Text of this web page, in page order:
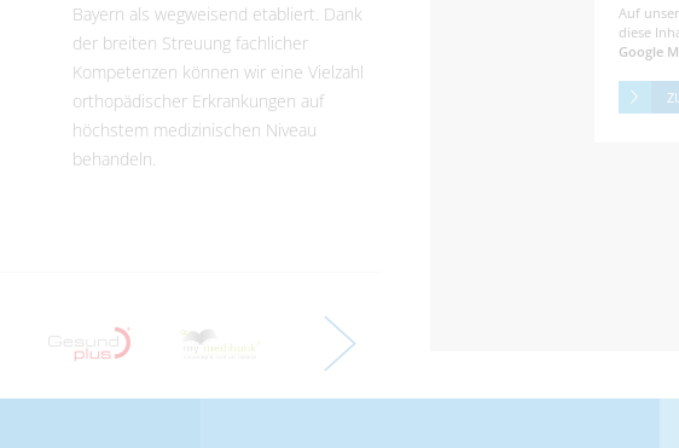
Bayern als wegweisend etabliert. Dank
der breiten Streuung fachlicher
Kompetenzen können wir eine Vielzahl
orthopädischer Erkrankungen auf
höchstem medizinischen Niveau
behandeln.
Auf
diese
Google